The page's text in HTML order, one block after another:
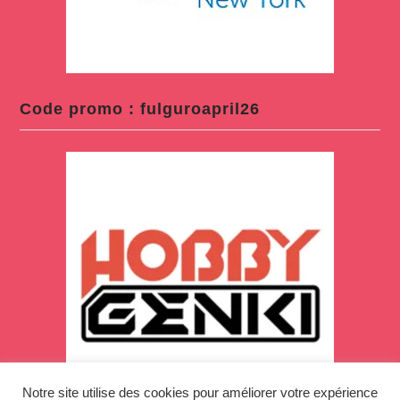
Code promo : fulguroapril26
Notre site utilise des cookies pour améliorer votre expérience